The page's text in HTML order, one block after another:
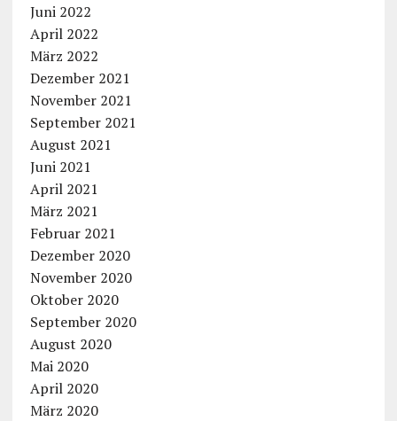
Juni 2022
April 2022
März 2022
Dezember 2021
November 2021
September 2021
August 2021
Juni 2021
April 2021
März 2021
Februar 2021
Dezember 2020
November 2020
Oktober 2020
September 2020
August 2020
Mai 2020
April 2020
März 2020